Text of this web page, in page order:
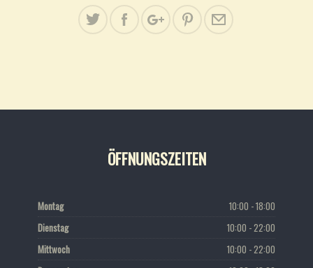
ÖFFNUNGSZEITEN
Montag
10:00 - 18:00
Dienstag
10:00 - 22:00
Mittwoch
10:00 - 22:00